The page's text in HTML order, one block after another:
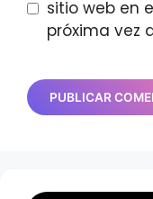
sitio web en
próxima vez